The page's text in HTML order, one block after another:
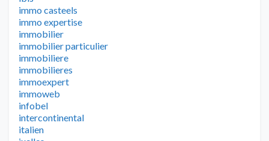
immo casteels
immo expertise
immobilier
immobilier particulier
immobiliere
immobilieres
immoexpert
immoweb
infobel
intercontinental
italien